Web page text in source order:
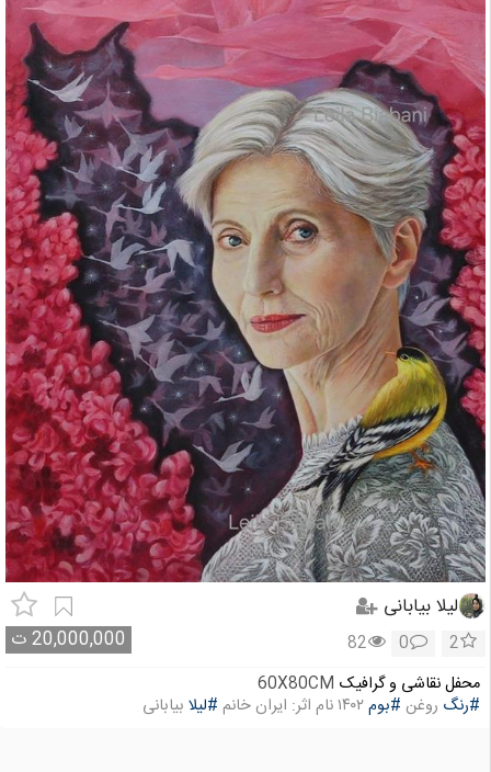
لیلا بیابانی
20,000,000ت 2
0
82
محفل نقاشی و گرافیک 60X80CM
#رنگ روغن #بوم #لیلا بیابانی